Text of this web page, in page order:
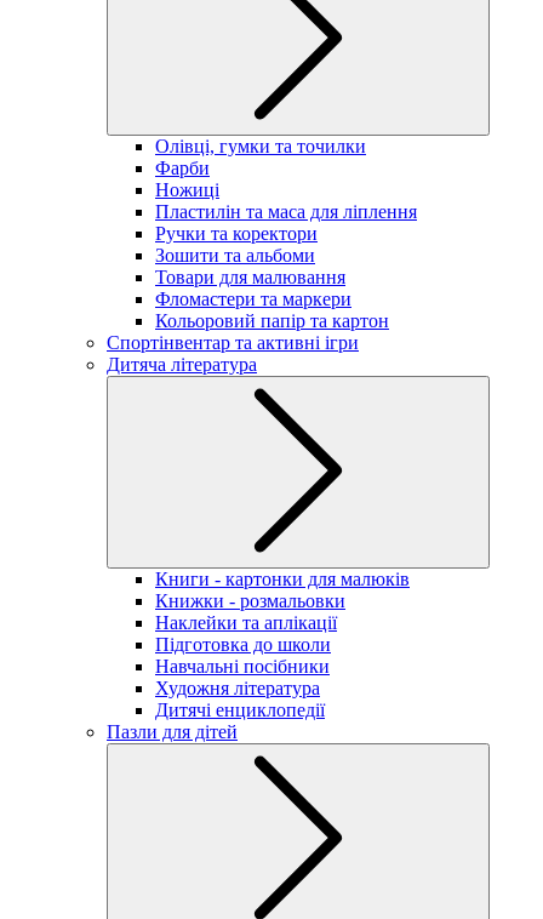
Олівці, гумки та точилки
Фарби
Ножиці
Пластилін та маса для ліплення
Ручки та коректори
Зошити та альбоми
Товари для малювання
Фломастери та маркери
Кольоровий папір та картон
Спортінвентар та активні ігри
Дитяча література
Книги - картонки для малюків
Книжки - розмальовки
Наклейки та аплікації
Підготовка до школи
Навчальні посібники
Художня література
Дитячі енциклопедії
Пазли для дітей